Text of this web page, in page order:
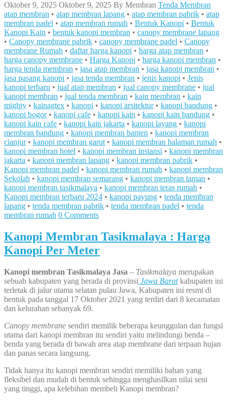
Oktober 9, 2025 Oktober 9, 2025 By Membran Tenda Membran
atap membran • atap membran lapang • atap membran pabrik • atap
membran padel • atap membran rumah • Bentuk Kanopi • Bentuk
Kanopi Kain • bentuk kanopi membran • canopy membrane lapang
• Canopy membrane pabrik • canopy membrane padel • Canopy
membrane Rumah • daftar harga kanopi • harga atap membran •
harga canopy membrane • Harga Kanopi • harga kanopi membran •
harga tenda membran • jasa atap membran • jasa kanopi membran •
jasa pasang kanopi • jasa tenda membran • jenis kanopi • Jenis
kanopi terbaru • jual atap membran • jual canopy membrane • jual
kanopi membran • jual tenda membran • kain membran • kain
mighty • kainagtex • kanopi • kanopi arsitektur• kanopi bandung •
kanopi bogor• kanopi cafe • kanopi kain • kanopi kain bandung •
kanopi kain cafe • kanopi kain jakarta • kanopi layang • kanopi
membran bandung • kanopi membran banten • kanopi membran
cianjur• kanopi membran garut • kanopi membran halaman rumah •
kanopi membran hotel • kanopi membran instansi • kanopi membran
jakarta • kanopi membran lapang • kanopi membran pabrik •
Kanopi membran padel • kanopi membran rumah • kanopi membran
Sekolah • kanopi membran semarang • kanopi membran taman •
kanopi membran tasikmalaya • kanopi membran teras rumah •
Kanopi membran terbaru 2024 • kanopi payung • tenda membran
lapang • tenda membran pabrik • tenda membran padel • tenda
membran rumah 0 Comments
Kanopi Membran Tasikmalaya : Harga
Kanopi Per Meter
Kanopi membran Tasikmalaya Jasa – Tasikmalaya merupakan
sebuah kabupaten yang berada di provinsi Jawa Baratkabupaten ini
terletak di jalur utama selatan pulau Jawa, Kabupaten ini resmi di
bentuk pada tanggal 17 Oktober 2021 yang terdiri dari 8 kecamatan
dan kelurahan sebanyak 69.
Canopy membrane sendiri memilik beberapa keunggulan dan fungsi
utama dari kanopi membran itu sendiri yaitu melindungi benda –
benda yang berada di bawah area atap membrane dari terpaan hujan
dan panas secara langsung.
Tidak hanya itu kanopi membran sendiri memiliki bahan yang
fleksibel dan mudah di bentuk sehingga menghasilkan nilai seni
yang tinggi, apa kelebihan membeli Kanopi membran?